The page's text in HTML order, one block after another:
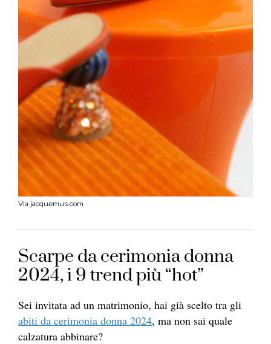
Via jacquemus.com
Scarpe da cerimonia donna
2024, i 9 trend più “hot”
Sei invitata ad un matrimonio, hai già scelto tra gli
abiti da cerimonia donna 2024, ma non sai quale
calzatura abbinare?